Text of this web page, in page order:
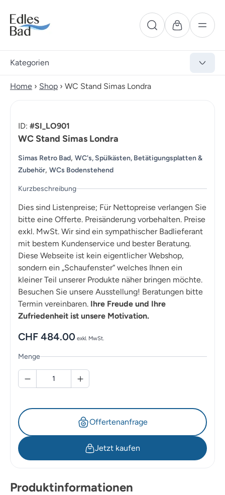
Kategorien
Home › Shop › WC Stand Simas Londra
ID: #SI_LO901
WC Stand Simas Londra
Simas Retro Bad, WC's, Spülkästen, Betätigungsplatten &
Zubehör, WCs Bodenstehend
Kurzbeschreibung
Dies sind Listenpreise; Für Nettopreise verlangen Sie
bitte eine Offerte. Preisänderung vorbehalten. Preise
exkl. MwSt. Wir sind ein sympathischer Badlieferant
mit bestem Kundenservice und bester Beratung.
Diese Webseite ist kein eigentlicher Webshop,
sondern ein „Schaufenster“ welches Ihnen ein
kleiner Teil unserer Produkte näher bringen möchte.
Besuchen Sie unsere Ausstellung! Beratungen bitte
Termin vereinbaren. Ihre Freude und Ihre
Zufriedenheit ist unsere Motivation.
CHF 484.00 exkl. MwSt.
Menge
Offertenanfrage
Jetzt kaufen
Produktinformationen